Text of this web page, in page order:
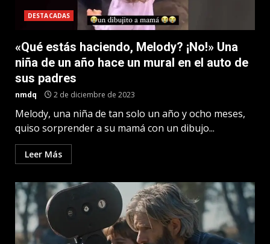
DESTACADAS
«Qué estás haciendo, Melody? ¡No!» Una
niña de un año hace un mural en el auto de
sus padres
nmdq 2 de diciembre de 2023
Melody, una niña de tan solo un año y ocho meses,
quiso sorprender a su mamá con un dibujo...
Leer Más